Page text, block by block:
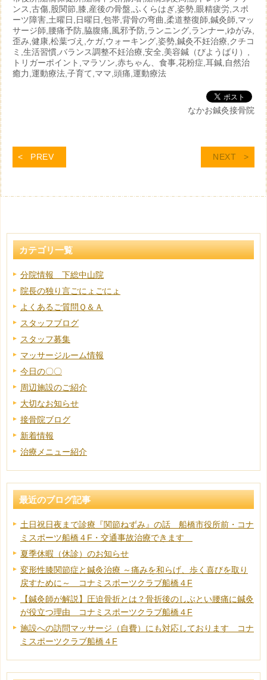
ンス,古傷,股関節,膝,産後の骨盤,ふくらはぎ,姿勢,眼精疲労,スポ
ーツ障害,土曜日,日曜日,包帯,背骨の弯曲,柔道整復師,鍼灸師,マッ
サージ師,腰痛予防,脇腹痛,風邪予防,ランニング,ランナー,ゆがみ,
歪み,健康,松葉づえ,ケガ,ウォーキング,姿勢,鍼灸不妊治療,クチコ
ミ,生活習慣,バランス調整不妊治療,安全,美容鍼（びようばり）,
トリガーポイント,マラソン,赤ちゃん、食事,花粉症,耳鍼,自然治
癒力,運動療法,子育て,ママ,頭痛,運動療法
なかお鍼灸接骨院
PREV NEXT
カテゴリ一覧
分院情報 下総中山院
院長の独り言ごにょごにょ
よくあるご質問Ｑ＆Ａ
スタッフブログ
スタッフ募集
マッサージルーム情報
今日の〇〇
周辺施設のご紹介
大切なお知らせ
接骨院ブログ
新着情報
治療メニュー紹介
最近のブログ記事
土日祝日夜まで診療『関節ねずみ』の話 船橋市役所前・コナ
ミスポーツ船橋４F・交通事故治療できます
夏季休暇（休診）のお知らせ
変形性膝関節症と鍼灸治療 ～痛みを和らげ、歩く喜びを取り
戻すために～ コナミスポーツクラブ船橋４F
【鍼灸師が解説】圧迫骨折とは？骨折後のしぶとい腰痛に鍼灸
が役立つ理由 コナミスポーツクラブ船橋４F
施設への訪問マッサージ（自費）にも対応しております コナ
ミスポーツクラブ船橋４F